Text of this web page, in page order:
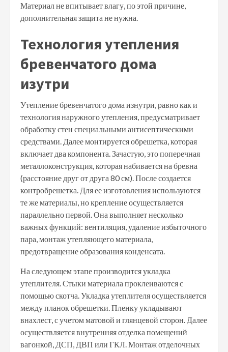
Материал не впитывает влагу, по этой причине,
дополнительная защита не нужна.
Технология утепления
бревенчатого дома
изутри
Утепление бревенчатого дома изнутри, равно как и
технология наружного утепления, предусматривает
обработку стен специальными антисептическими
средствами. Далее монтируется обрешетка, которая
включает два компонента. Зачастую, это поперечная
металлоконструкция, которая набивается на бревна
(расстояние друг от друга 80 см). После создается
контробрешетка. Для ее изготовления используются
те же материалы, но крепление осуществляется
параллельно первой. Она выполняет несколько
важных функций: вентиляция, удаление избыточного
пара, монтаж утепляющего материала,
предотвращение образования конденсата.
На следующем этапе производится укладка
утеплителя. Стыки материала проклеиваются с
помощью скотча. Укладка утеплителя осуществляется
между планок обрешетки. Пленку укладывают
внахлест, с учетом матовой и глянцевой сторон. Далее
осуществляется внутренняя отделка помещений
вагонкой, ДСП, ДВП или ГКЛ. Монтаж отделочных